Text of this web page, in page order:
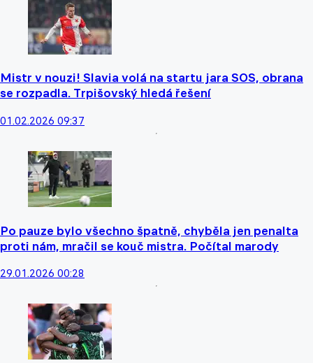
Mistr v nouzi! Slavia volá na startu jara SOS, obrana
se rozpadla. Trpišovský hledá řešení
01.02.2026 09:37
Po pauze bylo všechno špatně, chyběla jen penalta
proti nám, mračil se kouč mistra. Počítal marody
29.01.2026 00:28